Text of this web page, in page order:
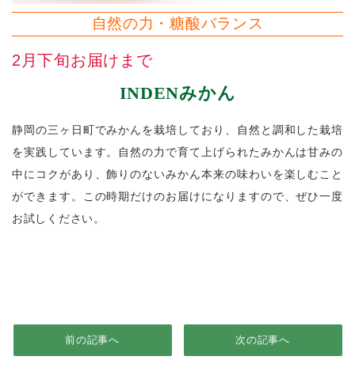
自然の力・糖酸バランス
2月下旬お届けまで
INDENみかん
静岡の三ヶ日町でみかんを栽培しており、自然と調和した栽培
を実践しています。自然の力で育て上げられたみかんは甘みの
中にコクがあり、飾りのないみかん本来の味わいを楽しむこと
ができます。この時期だけのお届けになりますので、ぜひ一度
お試しください。
前の記事へ 次の記事へ